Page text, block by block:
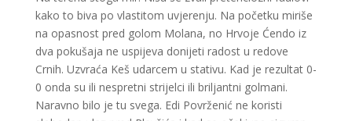
kako to biva po vlastitom uvjerenju. Na početku miriše
na opasnost pred golom Molana, no Hrvoje Ćendo iz
dva pokušaja ne uspijeva donijeti radost u redove
Crnih. Uzvraća Keš udarcem u stativu. Kad je rezultat 0-
0 onda su ili nespretni strijelci ili briljantni golmani.
Naravno bilo je tu svega. Edi Povrženić ne koristi